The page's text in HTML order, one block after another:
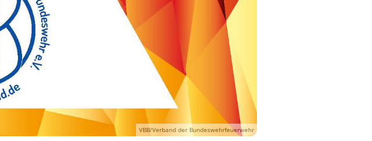
VBB/Verband der Bundeswehrfeuerwehr